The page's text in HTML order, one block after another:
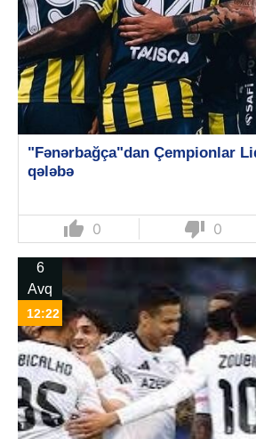
"Fənərbağça"dan Çempionlar
qələbə
thumb_up 0 thumb_down 0
6
Avq
12:22